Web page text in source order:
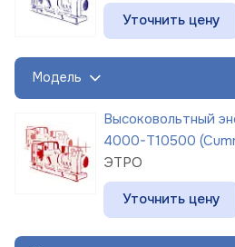
Уточнить цену
Модель
Высоковольтный
4000-Т10500
ЭТРО
Уточнить цену